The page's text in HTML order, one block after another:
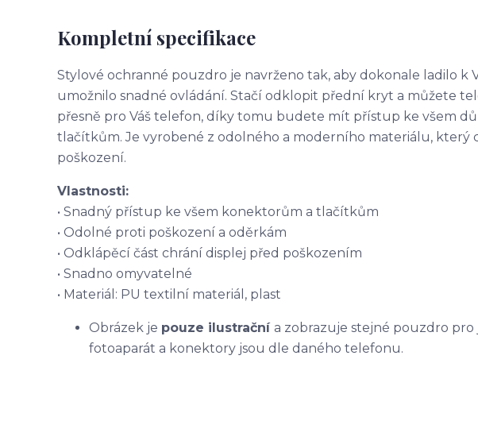
Kompletní specifikace
Stylové ochranné pouzdro je navrženo tak, aby dokonale ladilo k
umožnilo snadné ovládání. Stačí odklopit přední kryt a můžete
přesně pro Váš telefon, díky tomu budete mít přístup ke všem
tlačítkům. Je vyrobené z odolného a moderního materiálu, který
poškození.
Vlastnosti:
• Snadný přístup ke všem konektorům a tlačítkům
• Odolné proti poškození a oděrkám
• Odklápěcí část chrání displej před poškozením
• Snadno omyvatelné
• Materiál: PU textilní materiál, plast
Obrázek je pouze ilustrační a zobrazuje stejné pouzdro
fotoaparát a konektory jsou dle daného telefonu.